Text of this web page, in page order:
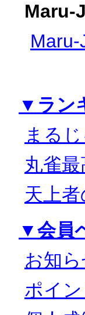
Maru-
Maru-
▼ラン
まる
丸雀
天上
▼会員
お知
ポイ